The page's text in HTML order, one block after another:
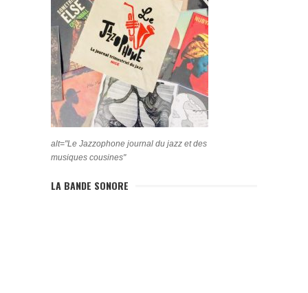
alt="Le Jazzophone journal du jazz et des
musiques cousines"
LA BANDE SONORE